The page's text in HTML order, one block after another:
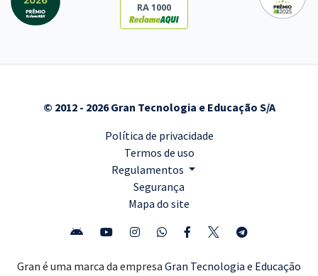
RA 1000
© 2012 - 2026 Gran Tecnologia e Educação S/A
Política de privacidade
Termos de uso
Regulamentos
Segurança
Mapa do site
Gran é uma marca da empresa Gran Tecnologia e Educação